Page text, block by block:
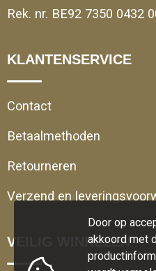
Rek. nr. BE92 7350 0432
KLANTENSERVICE
Contact
Betaalmethoden
Retourneren
Verzend en
VEILIG WINKELEN
Door op
akkoord met